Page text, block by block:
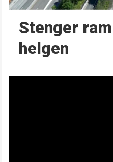
Stenger
helgen